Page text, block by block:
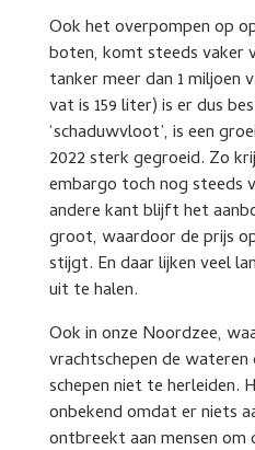
Ook het overpompen op
boten, komt steeds vaker
tanker meer dan 1 miljoen
vat is 159 liter) is er dus
‘schaduwvloot’, is een
2022 sterk gegroeid. Zo
embargo toch nog steeds
andere kant blijft het
groot, waardoor de prijs
stijgt. En daar lijken veel
uit te halen.
Ook in onze Noordzee,
vrachtschepen de wateren
schepen niet te herleiden.
onbekend omdat er niets
ontbreekt aan mensen om